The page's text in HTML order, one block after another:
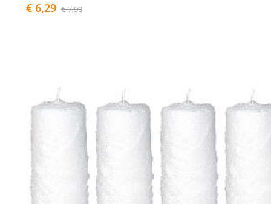
€ 6,29 € 7,90